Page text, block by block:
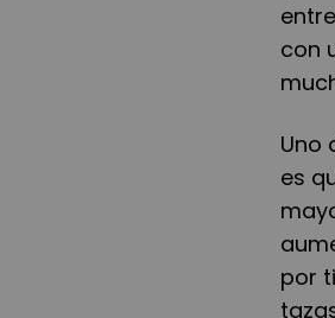
con
Uno
es
por